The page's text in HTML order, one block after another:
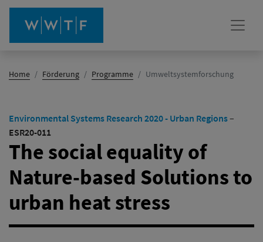
Home Förderung Programme Umweltsystemforschung(Aktiv)
Environmental Systems Research 2020 - Urban Regions–
ESR20-011
The social equality of
Nature-based Solutions to
urban heat stress